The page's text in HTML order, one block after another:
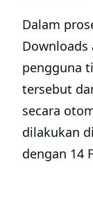
Dalam
Downloads
pengguna
tersebut
secara
dilakukan
dengan 14